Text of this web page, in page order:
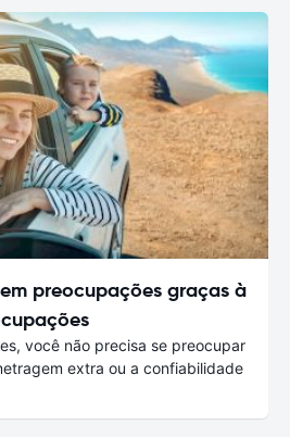
preocupações graças à
você não precisa se preocupar
extra ou a confiabilidade